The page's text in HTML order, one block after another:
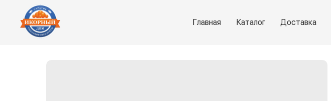
Главная Каталог Доставка